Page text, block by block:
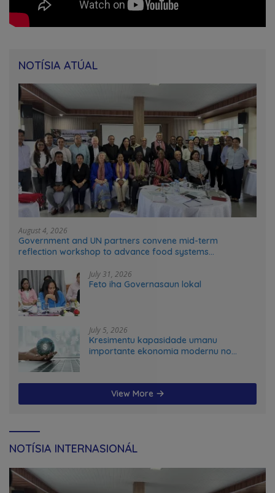
NOTÍSIA ATÚAL
August 4, 2026
Government and UN partners convene mid-term
reflection workshop to advance food systems
July 31, 2026
Feto iha Governasaun lokal
July 5, 2026
Kresimentu kapasidade umanu
importante ekonomia modernu no
View More
NOTÍSIA INTERNASIONÁL